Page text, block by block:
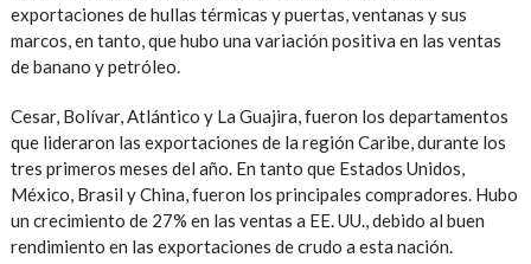
exportaciones de hullas térmicas y puertas, ventanas y sus
marcos, en tanto, que hubo una variación positiva en las ventas
de banano y petróleo.
Cesar, Bolívar, Atlántico y La Guajira, fueron los departamentos
que lideraron las exportaciones de la región Caribe, durante los
tres primeros meses del año. En tanto que Estados Unidos,
México, Brasil y China, fueron los principales compradores. Hubo
un crecimiento de 27% en las ventas a EE. UU., debido al buen
rendimiento en las exportaciones de crudo a esta nación.